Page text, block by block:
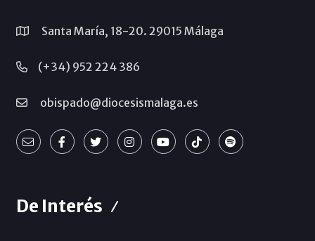
Santa María, 18-20. 29015 Málaga
(+34) 952 224 386
obispado@diocesismalaga.es
De Interés